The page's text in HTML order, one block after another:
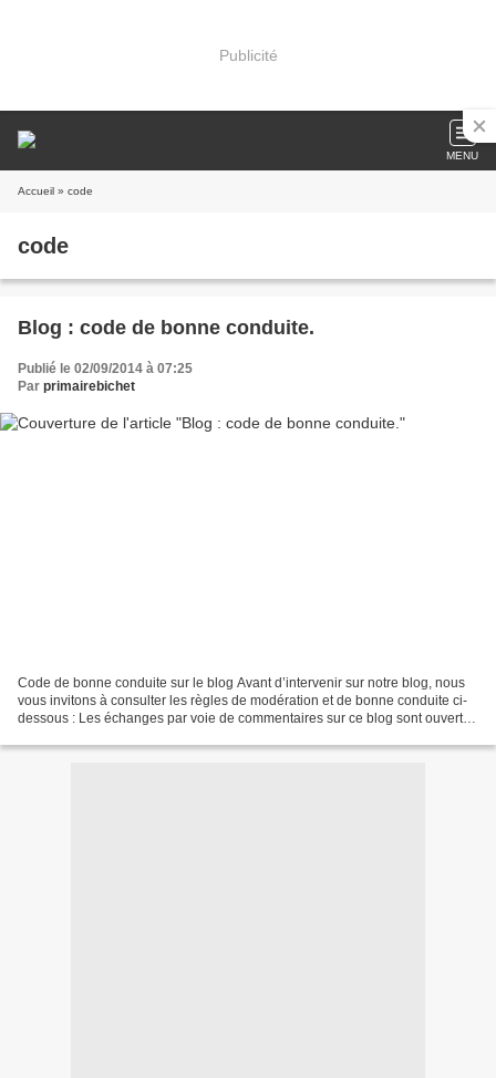
Publicité
MENU
Accueil » code
code
Blog : code de bonne conduite.
Publié le 02/09/2014 à 07:25
Par primairebichet
Code de bonne conduite sur le blog Avant d’intervenir sur notre blog, nous
vous invitons à consulter les règles de modération et de bonne conduite ci-
dessous : Les échanges par voie de commentaires sur ce blog sont ouverts